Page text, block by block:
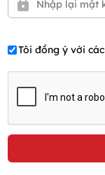
Tôi đồng ý với các